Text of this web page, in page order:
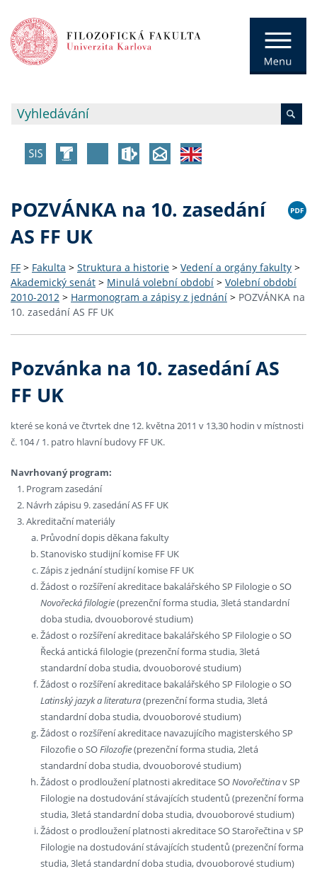
POZVÁNKA na 10. zasedání
AS FF UK
FF > Fakulta > Struktura a historie > Vedení a orgány fakulty >
Akademický senát > Minulá volební období > Volební období
2010-2012 > Harmonogram a zápisy z jednání > POZVÁNKA na
10. zasedání AS FF UK
Pozvánka na 10. zasedání AS
FF UK
které se koná ve čtvrtek dne 12. května 2011 v 13,30 hodin v místnosti
č. 104 / 1. patro hlavní budovy FF UK.
Navrhovaný program:
Program zasedání
Návrh zápisu 9. zasedání AS FF UK
Akreditační materiály
Průvodní dopis děkana fakulty
Stanovisko studijní komise FF UK
Zápis z jednání studijní komise FF UK
Žádost o rozšíření akreditace bakalářského SP Filologie o SO
Novořecká filologie(prezenční forma studia, 3letá standardní
doba studia, dvouoborové studium)
Žádost o rozšíření akreditace bakalářského SP Filologie o SO
Řecká antická filologie (prezenční forma studia, 3letá
standardní doba studia, dvouoborové studium)
Žádost o rozšíření akreditace bakalářského SP Filologie o SO
Latinský jazyk a literatura(prezenční forma studia, 3letá
standardní doba studia, dvouoborové studium)
Žádost o rozšíření akreditace navazujícího magisterského SP
Filozofie o SOFilozofie(prezenční forma studia, 2letá
standardní doba studia, dvouoborové studium)
Žádost o prodloužení platnosti akreditace SONovořečtinav SP
Filologie na dostudování stávajících studentů (prezenční forma
studia, 3letá standardní doba studia, dvouoborové studium)
Žádost o prodloužení platnosti akreditace SO Starořečtina v SP
Filologie na dostudování stávajících studentů (prezenční forma
studia, 3letá standardní doba studia, dvouoborové studium)